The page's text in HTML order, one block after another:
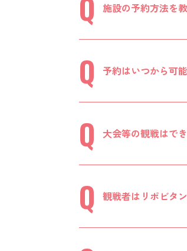
施設の予約方法を
予約はいつから可
大会等の観戦はで
観戦者はリポビタ